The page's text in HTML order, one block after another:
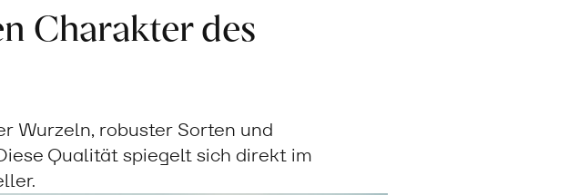
Charakter des
Wurzeln, robuster Sorten und
Qualität spiegelt sich direkt im